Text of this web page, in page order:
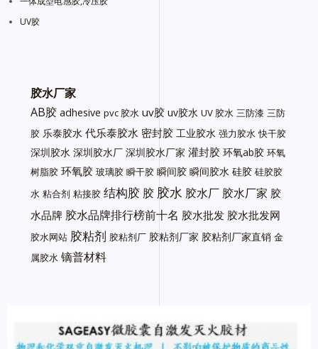
UV胶
胶水厂家
AB胶 adhesive pvc 胶水 uv胶 uv胶水 UV 胶水 三防漆 三防
胶 乐泰胶水 代乐泰胶水 密封胶 工业胶水 强力胶水 快干胶
深圳胶水 深圳胶水厂 深圳胶水厂家 灌封胶 环氧ab胶 环氧
树脂胶 环氧胶 玻璃胶 瞬干胶 瞬间胶 瞬间胶水 硅胶 硅胶胶
水 粘合剂 粘接胶 结构胶 胶 胶水 胶水厂 胶水厂家 胶
水品牌 胶水品牌排行榜前十名 胶水批发 胶水批发网
胶水网站 胶粘剂 胶粘剂厂 胶粘剂厂家 胶粘剂厂家直销 金
属胶水 镝普材料